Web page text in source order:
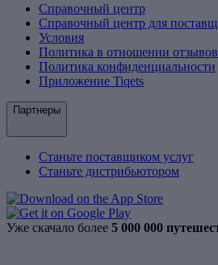
Справочный центр
Справочный центр для
Условия
Политика в отношении
Политика конфиденциальности
Приложение Tiqets
Партнеры
Станьте поставщиком услуг
Станьте дистрибьютором
Уже скачало более 5 000 000